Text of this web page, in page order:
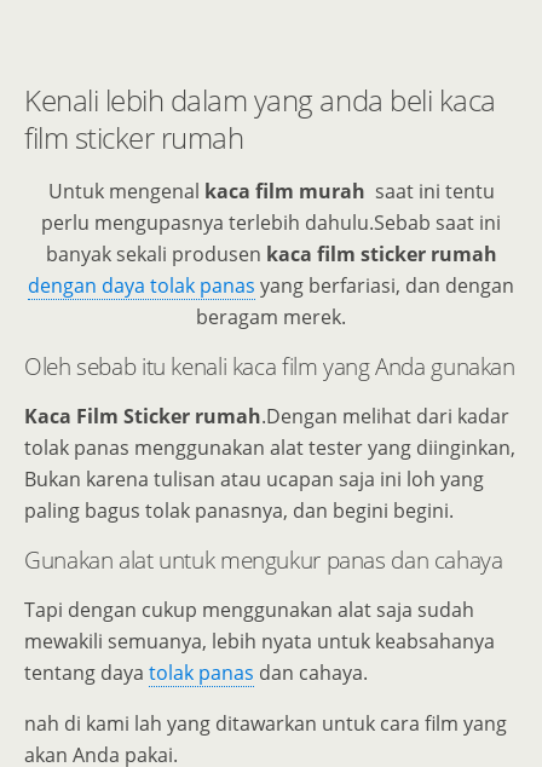
Kenali lebih dalam yang anda beli kaca
film sticker rumah
Untuk mengenal kaca film murah saat ini tentu
perlu mengupasnya terlebih dahulu.Sebab saat ini
banyak sekali produsen kaca film sticker rumah
dengan daya tolak panas yang berfariasi, dan dengan
beragam merek.
Oleh sebab itu kenali kaca film yang Anda gunakan
Kaca Film Sticker rumah.Dengan melihat dari kadar
tolak panas menggunakan alat tester yang diinginkan,
Bukan karena tulisan atau ucapan saja ini loh yang
paling bagus tolak panasnya, dan begini begini.
Gunakan alat untuk mengukur panas dan cahaya
Tapi dengan cukup menggunakan alat saja sudah
mewakili semuanya, lebih nyata untuk keabsahanya
tentang daya tolak panas dan cahaya.
nah di kami lah yang ditawarkan untuk cara film yang
akan Anda pakai.